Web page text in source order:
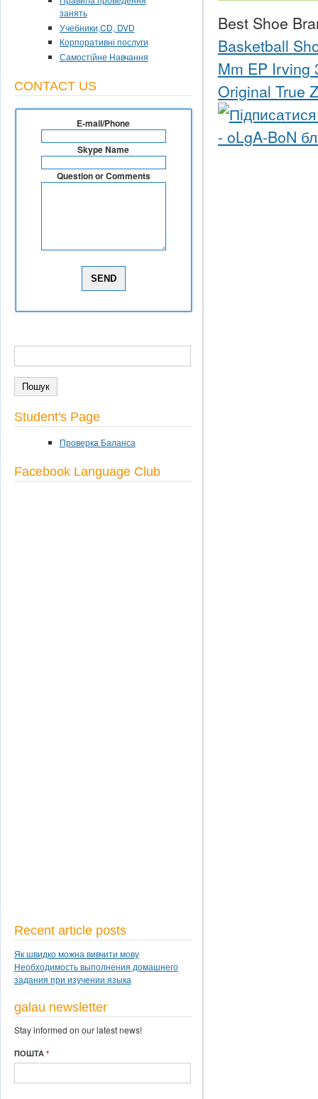
Best Shoe
Basketball
Mm EP Irving
Original True
занять
Учебники,CD, DVD
Корпоративні послуги
Самостійне Навчання
CONTACT US
E-mail/Phone
Skype Name
Question or Comments
Student's Page
Проверка Баланса
Facebook Language Club
Recent article posts
Як швидко можна вивчити мову
Необходимость выполнения домашнего
задания при изучении языка
galau newsletter
Stay informed on our latest news!
ПОШТА *